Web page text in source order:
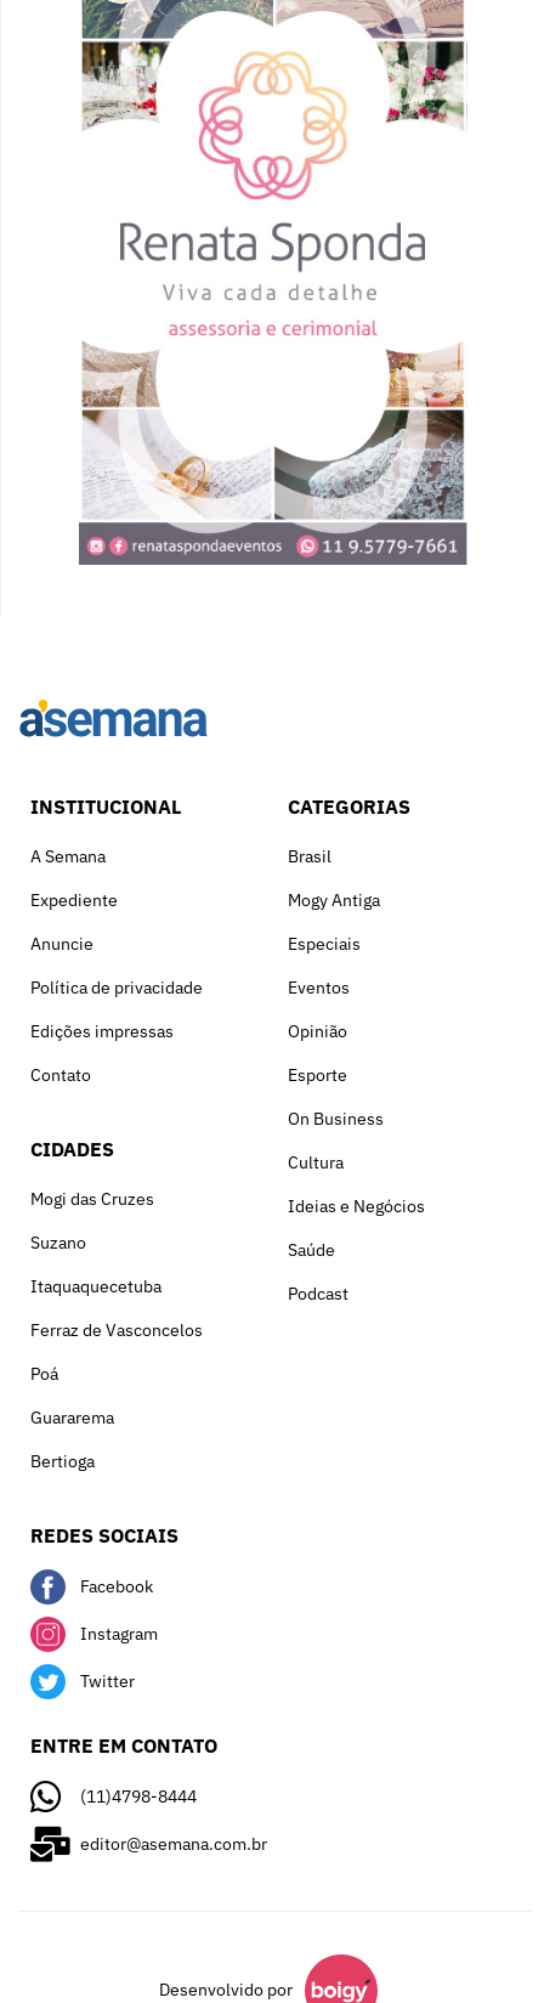
INSTITUCIONAL
A Semana
Expediente
Anuncie
Política de privacidade
Edições impressas
Contato
CIDADES
Mogi das Cruzes
Suzano
Itaquaquecetuba
Ferraz de Vasconcelos
Poá
Guararema
Bertioga
CATEGORIAS
Brasil
Mogy Antiga
Especiais
Eventos
Opinião
Esporte
On Business
Cultura
Ideias e Negócios
Saúde
Podcast
REDES SOCIAIS
Facebook
Instagram
Twitter
ENTRE EM CONTATO
(11)4798-8444
editor@asemana.com.br
Desenvolvido por